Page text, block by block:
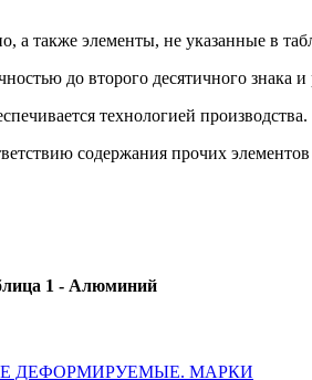
а также элементы, не указанные в
до второго десятичного знака
технологией производства.
содержания прочих
1 - Алюминий
ДЕФОРМИРУЕМЫЕ. МАРКИ